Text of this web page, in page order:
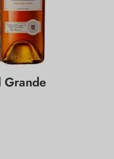
Grande